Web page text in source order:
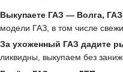
Выкупаете ГАЗ — Волга,
модели ГАЗ, в том числе
За ухоженный ГАЗ дадите
ликвидны, выкупаем без